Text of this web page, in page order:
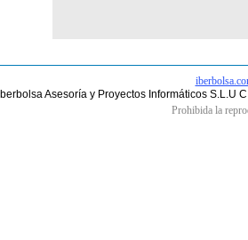
Iberbolsa Asesoría y Proyectos Informáticos S.L.U
Prohibida la